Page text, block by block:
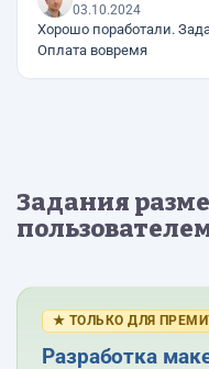
03.10.2024
Хорошо поработали.
Оплата вовремя
Задания
★ ТОЛЬКО ДЛЯ
Разработка